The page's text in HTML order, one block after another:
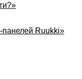
панелей Ruukki»